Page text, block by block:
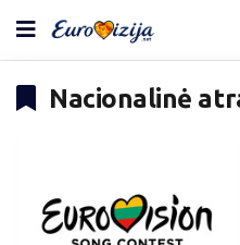
Nacionalinė